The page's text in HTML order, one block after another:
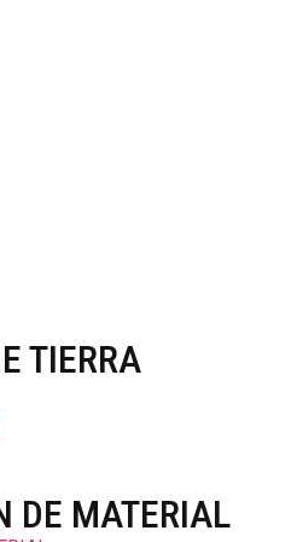
TIERRA
DE MATERIAL